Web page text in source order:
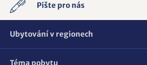
Pište pro nás
Ubytování v regionech
Téma pobytu